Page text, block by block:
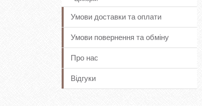
Умови доставки та оплати
Умови повернення та обміну
Про нас
Відгуки